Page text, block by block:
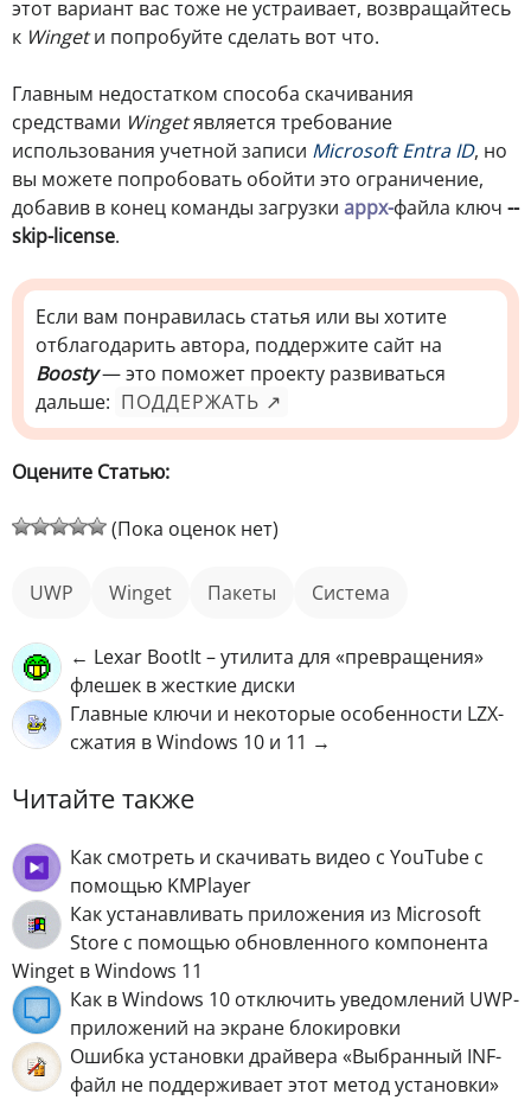
этот вариант вас тоже не устраивает, возвращайтесь
к Wingetи попробуйте сделать вот что.
Главным недостатком способа скачивания
средствами Wingetявляется требование
использования учетной записи Microsoft Entra ID, но
вы можете попробовать обойти это ограничение,
добавив в конец команды загрузки appx-файла ключ --
skip-license.
Если вам понравилась статья или вы хотите
отблагодарить автора, поддержите сайт на
Boosty— это поможет проекту развиваться
дальше: ПОДДЕРЖАТЬ ↗
Оцените Статью:
(Пока оценок нет)
UWP Winget пакеты Система
← Lexar BootIt – утилита для «превращения»
флешек в жесткие диски
Главные ключи и некоторые особенности LZX-
сжатия в Windows 10 и 11 →
Читайте также
Как смотреть и скачивать видео с YouTube с
помощью KMPlayer
Как устанавливать приложения из Microsoft
Store с помощью обновленного компонента
Winget в Windows 11
Как в Windows 10 отключить уведомлений UWP-
приложений на экране блокировки
Ошибка установки драйвера «Выбранный INF-
файл не поддерживает этот метод установки»